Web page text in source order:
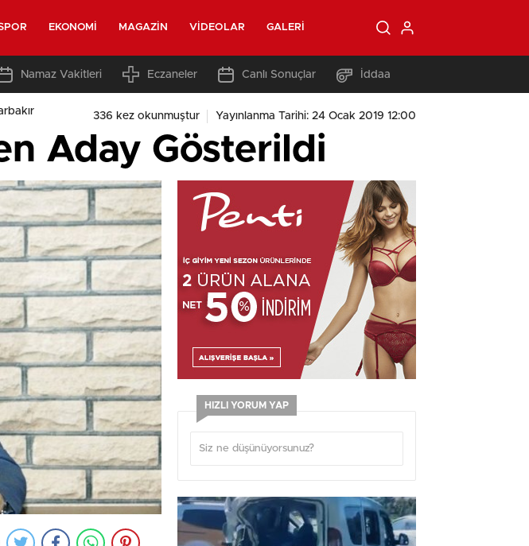
EKONOMI MAGAZIN VIDEOLAR GALERI
Namaz Vakitleri Eczaneler Canlı Sonuçlar İddaa
336 kez okunmuştur Yayınlanma Tarihi: 24 Ocak 2019 12:00
Aday Gösterildi
HIZLI YORUM YAP